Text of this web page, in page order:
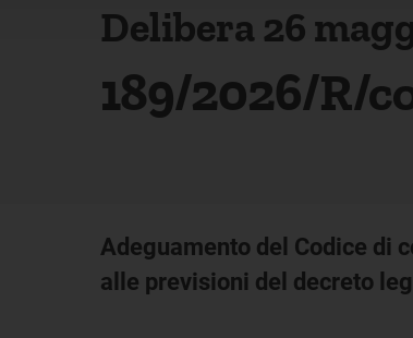
Delibera 26
189/2026/R/
Adeguamento del Codice di
alle previsioni del decreto